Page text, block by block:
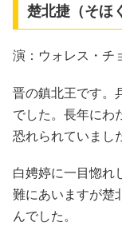
楚北捷（そほ
演：ウォレス・チ
晋の鎮北王です。
でした。長年にわ
恐れられていまし
白娉婷に一目惚れ
難にあいますが楚
んでした。